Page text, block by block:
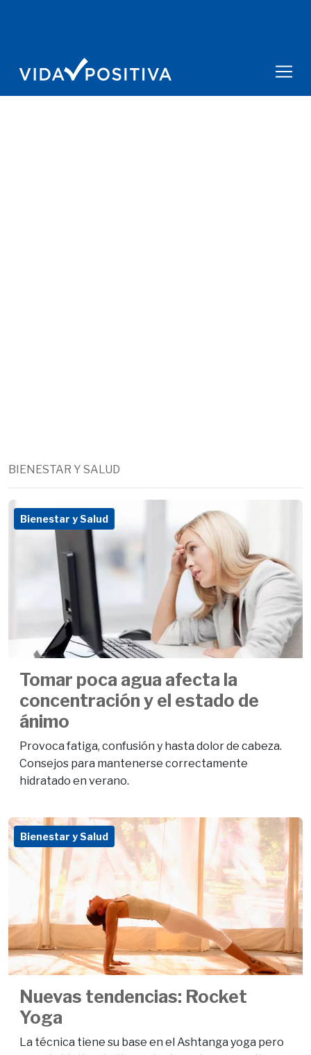
BIENESTAR Y SALUD
Bienestar y Salud
Tomar poca agua afecta la
concentración y el estado de
ánimo
Provoca fatiga, confusión y hasta dolor de cabeza.
Consejos para mantenerse correctamente
hidratado en verano.
Bienestar y Salud
Nuevas tendencias: Rocket
Yoga
La técnica tiene su base en el Ashtanga yoga pero